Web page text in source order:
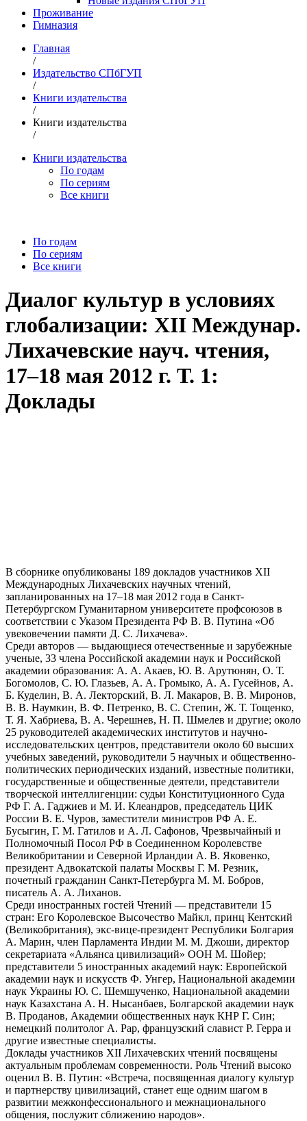
Проживание
Гимназия
Главная
/
Издательство СПбГУП
/
Книги издательства
/
Книги издательства
/
Книги издательства
По годам
По сериям
Все книги
По годам
По сериям
Все книги
Диалог культур в условиях
глобализации: XII Междунар.
Лихачевские науч. чтения,
17–18 мая 2012 г. Т. 1:
Доклады
В сборнике опубликованы 189 докладов участников XII
Международных Лихачевских научных чтений,
запланированных на 17–18 мая 2012 года в Санкт-
Петербургском Гуманитарном университете профсоюзов в
соответствии с Указом Президента РФ В. В. Путина «Об
увековечении памяти Д. С. Лихачева».
Среди авторов — выдающиеся отечественные и зарубежные
ученые, 33 члена Российской академии наук и Российской
академии образования: А. А. Акаев, Ю. В. Арутюнян, О. Т.
Богомолов, С. Ю. Глазьев, А. А. Громыко, А. А. Гусейнов, А.
Б. Куделин, В. А. Лекторский, В. Л. Макаров, В. В. Миронов,
В. В. Наумкин, В. Ф. Петренко, В. С. Степин, Ж. Т. Тощенко,
Т. Я. Хабриева, В. А. Черешнев, Н. П. Шмелев и другие; около
25 руководителей академических институтов и научно-
исследовательских центров, представители около 60 высших
учебных заведений, руководители 5 научных и общественно-
политических периодических изданий, известные политики,
государственные и общественные деятели, представители
творческой интеллигенции: судьи Конституционного Суда
РФ Г. А. Гаджиев и М. И. Клеандров, председатель ЦИК
России В. Е. Чуров, заместители министров РФ А. Е.
Бусыгин, Г. М. Гатилов и А. Л. Сафонов, Чрезвычайный и
Полномочный Посол РФ в Соединенном Королевстве
Великобритании и Северной Ирландии А. В. Яковенко,
президент Адвокатской палаты Москвы Г. М. Резник,
почетный гражданин Санкт-Петербурга М. М. Бобров,
писатель А. А. Лиханов.
Среди иностранных гостей Чтений — представители 15
стран: Его Королевское Высочество Майкл, принц Кентский
(Великобритания), экс-вице-президент Республики Болгария
А. Марин, член Парламента Индии М. М. Джоши, директор
секретариата «Альянса цивилизаций» ООН М. Шойер;
представители 5 иностранных академий наук: Европейской
академии наук и искусств Ф. Унгер, Национальной академии
наук Украины Ю. С. Шемшученко, Национальной академии
наук Казахстана А. Н. Нысанбаев, Болгарской академии наук
В. Проданов, Академии общественных наук КНР Г. Син;
немецкий политолог А. Рар, французский славист Р. Герра и
другие известные специалисты.
Доклады участников XII Лихачевских чтений посвящены
актуальным проблемам современности. Роль Чтений высоко
оценил В. В. Путин: «Встреча, посвященная диалогу культур
и партнерству цивилизаций, станет еще одним шагом в
развитии межконфессионального и межнационального
общения, послужит сближению народов».